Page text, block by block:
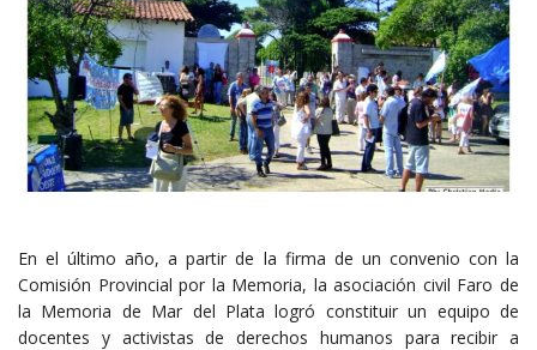
En el último año, a partir de la firma de un convenio con la
Comisión Provincial por la Memoria, la asociación civil Faro de
la Memoria de Mar del Plata logró constituir un equipo de
docentes y activistas de derechos humanos para recibir a